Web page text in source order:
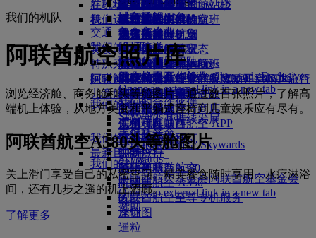
external link in a new tab
迪拜转机服务
交通
机场接送
预订租车
航空公司合作伙伴
航班状态阿联酋航空 3 号航站楼
航站楼之间中转
抵达及离开机场
班车接送服务
ice直播电视
机上Wi-Fi
儿童娱乐
美食
头等舱美食
商务舱美食
豪华经济舱用餐
经济舱美食
饮料
我们的机队
波音777
阿联酋航空A380
阿联酋航空 A350
阿联酋航空至尊专机服务
座位图
商务舱候机室
全球各地的候机室
合作伙伴候机室
付费使用候机室
马哈巴贵宾室
阿联酋航空购物
阿联酋航空免税商品
阿联酋航空官方商店
在机场
机上
携孩子旅行
携婴儿旅行
婴儿随身行李限额
儿童和婴儿餐食
儿童娱乐
儿童娱乐
儿童玩具
儿童活动
安全
财务透明
负责任企业
我们的员工
我们的领导团队
工作机会工作机会 Opens an external
link in a new tab
我们的地球
运营方面可持续发展
环保政策
环境报告
我们的社区
阿联酋航空基金会阿联酋航空基金会
Opens an external link in a new tab
赞助
飞往伦敦的航班
飞往曼彻斯特的航班
飞往巴黎的航班
飞往米兰的航班
飞往巴塞罗那的航班
探索迪拜
飞往迪拜的航班
北京飞往迪拜
广州飞往迪拜
上海飞往迪拜
最新目的地
赫尔辛基
杭州
岘港
深圳
暹粒
历史和文化假日
城市休闲
美食家度假
使用里程
申领里程
购买里程
赚取里程
Skywards Skysurfers
Skywards ExclusivesSkywards Exclusives
Opens an external link in a new tab
我们的合作伙伴
Skywards Rail
里程计算器
登录阿联酋航空 Skywards
Skywards+
常见问题
迪拜转机服务
我们运营方面的变化
近期的旅行更新
查看你的航班状态
特殊乘客出行服务
搭乘阿联酋航空的航班，开启畅达旅行
特殊帮助和请求
特殊帮助和请求
行李和丢失财物
准备旅行
在机场
阿联酋航空Skywards
阿联酋航空企业商务奖励
你的机上体验
工具和资源
手机和阿联酋航空 APP
取消或变更预订
中断旅行
关于阿联酋航空
我们的机队
阿联酋航空照片库
浏览经济舱、商务舱和头等舱图片。通过数百张照片，了解高
端机上体验，从地方美食和平躺式座椅到儿童娱乐应有尽有。
阿联酋航空A380头等舱图片
关上滑门享受自己的私密空间。精美餐食随时享用，水疗淋浴
间，还有几步之遥的机上酒廊。
了解更多